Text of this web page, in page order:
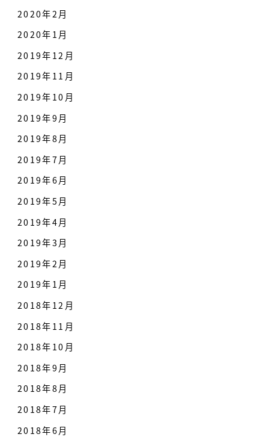
2020年2月
2020年1月
2019年12月
2019年11月
2019年10月
2019年9月
2019年8月
2019年7月
2019年6月
2019年5月
2019年4月
2019年3月
2019年2月
2019年1月
2018年12月
2018年11月
2018年10月
2018年9月
2018年8月
2018年7月
2018年6月